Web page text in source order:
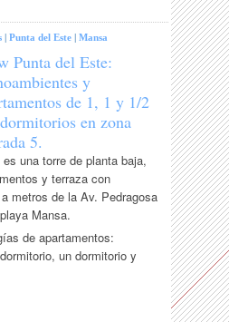
|Punta del Este |Mansa
Punta del Este:
y
de 1, 1 y 1/2
en zona
5.
una torre de planta baja,
y terraza con
metros de la Av. Pedragosa
Mansa.
de apartamentos:
un dormitorio y